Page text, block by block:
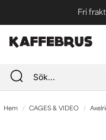
Fri
Hem CAGES & VIDEO